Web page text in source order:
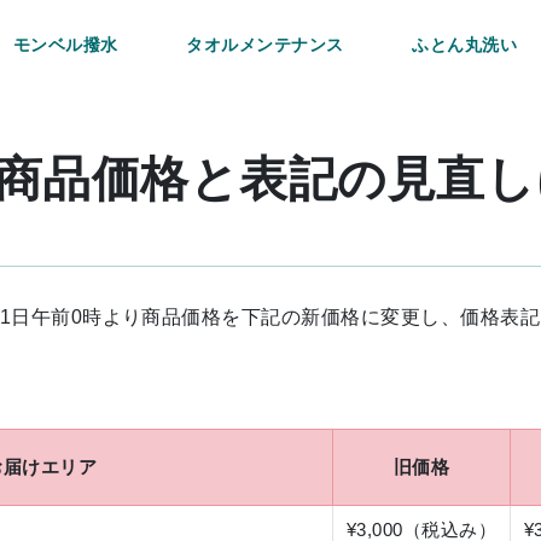
モンベル撥水 タオルメンテナンス ふとん丸洗い
品価格と表記の見直
午前0時より商品価格を下記の新価格に変更し、価格表
けエリア 旧価格
¥3,000（税込み）